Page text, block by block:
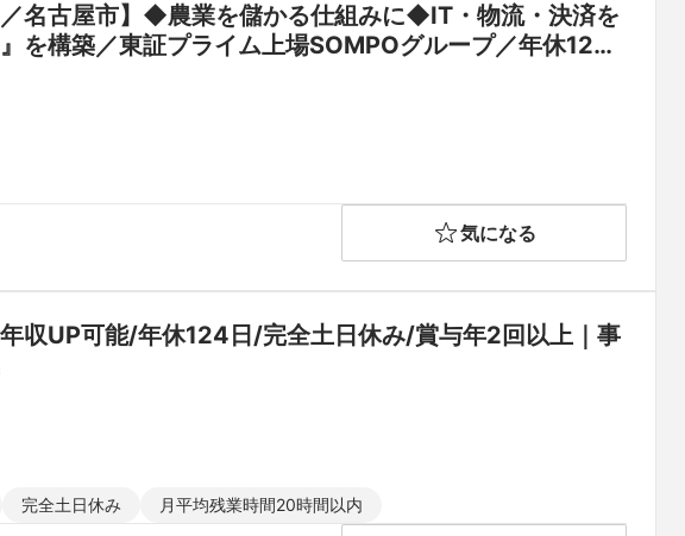
／名古屋市】◆農業を儲かる仕組みに◆IT・物流・決済を
を構築／東証プライム上場SOMPOグループ／年休123
気になる
収UP可能/年休124日/完全土日休み/賞与年2回以上｜事
完全土日休み 月平均残業時間20時間以内